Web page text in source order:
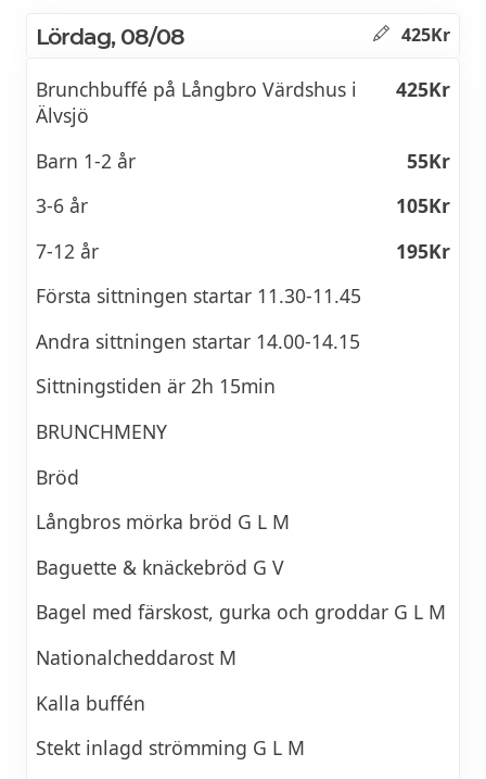
Lördag, 08/08 425Kr
Brunchbuffé på Långbro Värdshus i
Älvsjö
425Kr
Barn 1-2 år
55Kr
3-6 år
105Kr
7-12 år
195Kr
Första sittningen startar 11.30-11.45
Andra sittningen startar 14.00-14.15
Sittningstiden är 2h 15min
BRUNCHMENY
Bröd
Långbros mörka bröd G L M
Baguette & knäckebröd G V
Bagel med färskost, gurka och groddar G L M
Nationalcheddarost M
Kalla buffén
Stekt inlagd strömming G L M